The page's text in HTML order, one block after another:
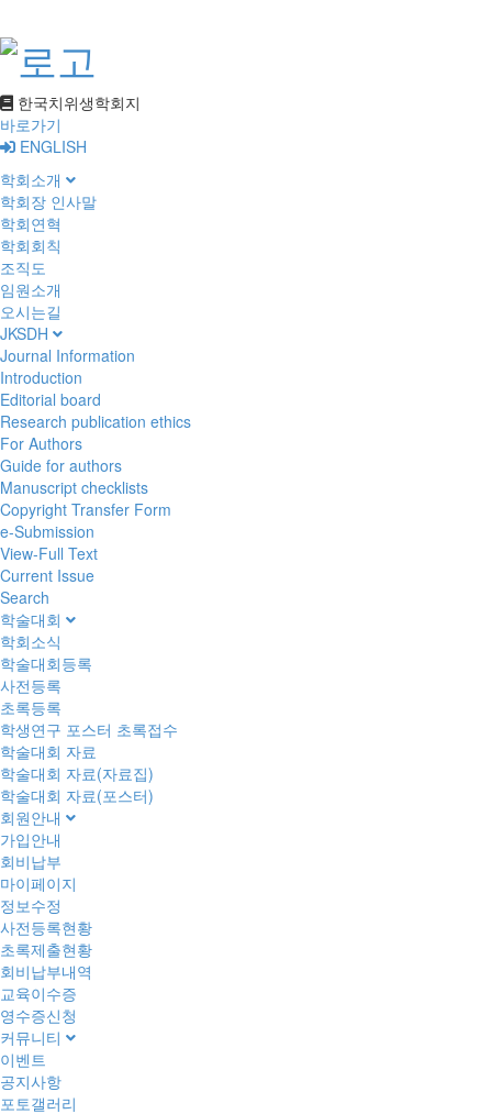
한국치위생학회지
바로가기
ENGLISH
학회소개
학회장 인사말
학회연혁
학회회칙
조직도
임원소개
오시는길
JKSDH
Journal Information
Introduction
Editorial board
Research publication ethics
For Authors
Guide for authors
Manuscript checklists
Copyright Transfer Form
e-Submission
View-Full Text
Current Issue
Search
학술대회
학회소식
학술대회등록
사전등록
초록등록
학생연구 포스터 초록접수
학술대회 자료
학술대회 자료(자료집)
학술대회 자료(포스터)
회원안내
가입안내
회비납부
마이페이지
정보수정
사전등록현황
초록제출현황
회비납부내역
교육이수증
영수증신청
커뮤니티
이벤트
공지사항
포토갤러리